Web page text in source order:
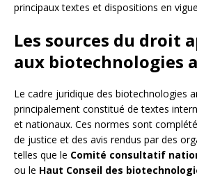
principaux textes et dispositions en
Les sources du droit
aux biotechnologies
Le cadre juridique des biotechnologies
principalement constitué de textes
et nationaux. Ces normes sont
de justice et des avis rendus par des
telles que le Comité consultatif
ou le Haut Conseil des